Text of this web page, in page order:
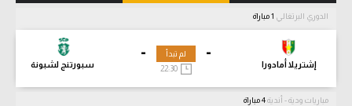
الدوري البرتغالي
-
إشتريلا أمادورا
-
سبورتنج لشبونة
لم تبدأ
مباريات ودية - أندية